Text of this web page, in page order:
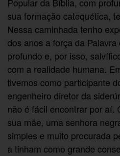
sua formação catequética,
Nessa caminhada tenho
dos anos a força da
profundo e, por isso,
com a realidade humana.
tivemos como participante
engenheiro diretor da
não é fácil encontrar por aí.
sua mãe, uma senhora
simples e muito procurada
a tinham como grande